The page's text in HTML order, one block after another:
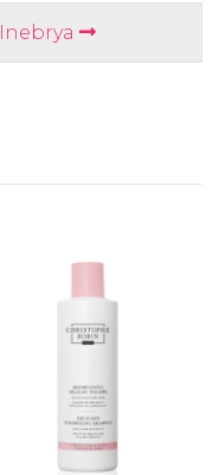
Inebrya